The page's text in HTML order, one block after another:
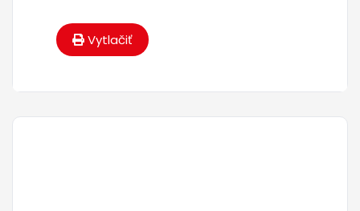
Vytlačiť